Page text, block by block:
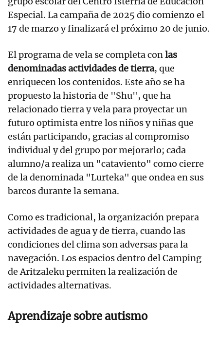
Especial. La campaña de 2025 dio comienzo el
17 de marzo y finalizará el próximo 20 de junio.
El programa de vela se completa conlas
denominadas actividades de tierra, que
enriquecen los contenidos. Este año se ha
propuesto la historia de "Shu", que ha
relacionado tierra y vela para proyectar un
futuro optimista entre los niños y niñas que
están participando, gracias al compromiso
individual y del grupo por mejorarlo; cada
alumno/a realiza un "cataviento" como cierre
de la denominada "Lurteka" que ondea en sus
barcos durante la semana.
Como es tradicional, la organización prepara
actividades de agua y de tierra, cuando las
condiciones del clima son adversas para la
navegación. Los espacios dentro del Camping
de Aritzaleku permiten la realización de
actividades alternativas.
Aprendizaje sobre autismo